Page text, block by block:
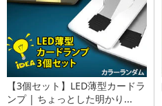
【3個セット】LED薄型カードラ
ンプ | ちょっとした明かり...